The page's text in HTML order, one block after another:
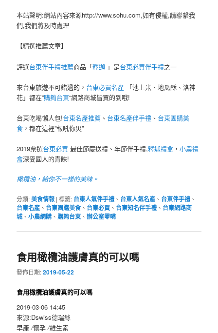
本站聲明:網站內容來源http://www.sohu.com,如有侵權,請聯繫我
們,我們將及時處理
【精選推薦文章】
評選台東伴手禮推薦商品「釋迦 」是台東必買伴手禮之一
來台東旅遊不可錯過的， 台東必買名產 「池上米、地瓜酥、洛神
花」都在”購夠台東“網路商城皆買的到哦!
台東吃喝懶人包!台東名產推薦 、 台東名產伴手禮 、 台東團購美
食 ，都在這裡”報吼你災”
2019票選台東必買 最佳節慶送禮、年節伴手禮,釋迦禮盒 ，小農禮
盒深受國人的青睞!
橄欖油，給你不一樣的美味。
分類:美食情報 |標籤: 台東人氣伴手禮 、 台東人氣名產 、 台東伴手禮 、
台東名產 、 台東團購美食 、 台東必買 、 台東知名伴手禮 、 台東網路商
城 、小農網購 、 購夠台東 、辦公室零嘴
食用橄欖油護膚真的可以嗎
發佈日期:2019-05-22
食用橄欖油護膚真的可以嗎
2019-03-06 14:45
來源:Dswiss德瑞絲
早產/懷孕/維生素